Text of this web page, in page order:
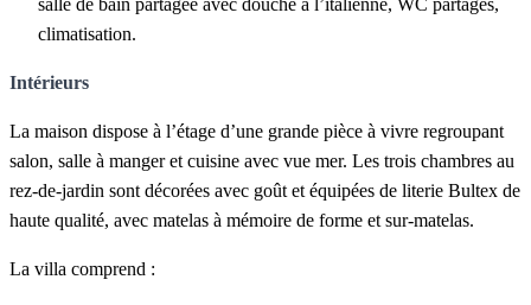
climatisation.
Intérieurs
La maison dispose à l’étage d’une grande pièce à vivre regroupant
salon, salle à manger et cuisine avec vue mer. Les trois chambres au
rez-de-jardin sont décorées avec goût et équipées de literie Bultex de
haute qualité, avec matelas à mémoire de forme et sur-matelas.
La villa comprend :